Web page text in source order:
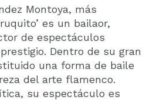
Montoya, más
es un bailaor,
de espectáculos
Dentro de su gran
una forma de baile
del arte flamenco.
su espectáculo es